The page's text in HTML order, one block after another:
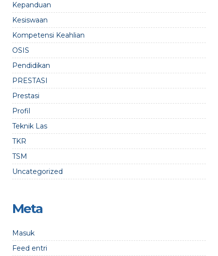
Kepanduan
Kesiswaan
Kompetensi Keahlian
OSIS
Pendidikan
PRESTASI
Prestasi
Profil
Teknik Las
TKR
TSM
Uncategorized
Meta
Masuk
Feed entri